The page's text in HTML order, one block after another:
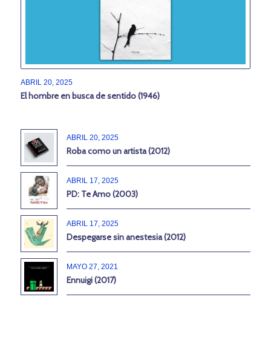
ABRIL 20, 2025
El hombre en busca de sentido (1946)
ABRIL 20, 2025
Roba como un artista (2012)
ABRIL 17, 2025
PD: Te Amo (2003)
ABRIL 17, 2025
Despegarse sin anestesia (2012)
MAYO 27, 2021
Ennuigi (2017)